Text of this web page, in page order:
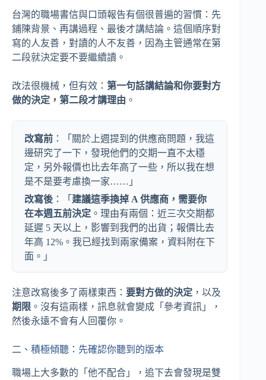
台灣的職場書信與口頭報告有個很普遍的習慣：先
鋪陳背景、再講過程、最後才講結論。這個順序對
寫的人友善，對讀的人不友善，因為主管通常在第
二段就決定要不要繼續讀。
改法很機械，但有效： 第一句話講結論和你要對方
做的決定，第二段才講理由 。
改寫前 ：「關於上週提到的供應商問題，我這
邊研究了一下，發現他們的交期一直不太穩
定，另外報價也比去年高了一些，所以我在想
是不是要考慮換一家……」
改寫後 ：「 建議這季換掉 A 供應商，需要你
在本週五前決定 。理由有兩個：近三次交期都
延遲 5 天以上，影響到我們的出貨；報價比去
年高 12%。我已經找到兩家備案，資料附在下
面。」
注意改寫後多了兩樣東西： 要對方做的決定 ，以及
期限 。沒有這兩樣，訊息就會變成「參考資訊」，
然後永遠不會有人回覆你。
二、積極傾聽：先確認你聽到的版本
職場上大多數的「他不配合」，追下去會發現是雙